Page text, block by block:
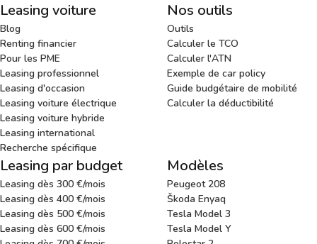
Leasing voiture
Blog
Renting financier
Pour les PME
Leasing professionnel
Leasing d'occasion
Leasing voiture électrique
Leasing voiture hybride
Leasing international
Recherche spécifique
Nos outils
Outils
Calculer le TCO
Calculer l'ATN
Exemple de car policy
Guide budgétaire de mobilité
Calculer la déductibilité
Leasing par budget
Leasing dès 300 €/mois
Leasing dès 400 €/mois
Leasing dès 500 €/mois
Leasing dès 600 €/mois
Modèles
Peugeot 208
Škoda Enyaq
Tesla Model 3
Tesla Model Y